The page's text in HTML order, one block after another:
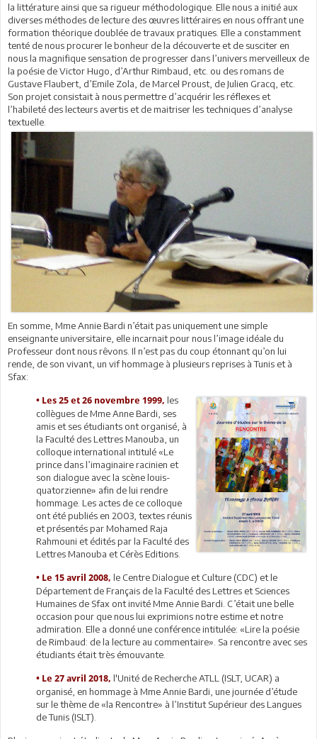
la littérature ainsi que sa rigueur méthodologique. Elle nous a initié aux
diverses méthodes de lecture des œuvres littéraires en nous offrant une
formation théorique doublée de travaux pratiques. Elle a constamment
tenté de nous procurer le bonheur de la découverte et de susciter en
nous la magnifique sensation de progresser dans l’univers merveilleux de
la poésie de Victor Hugo, d’Arthur Rimbaud, etc. ou des romans de
Gustave Flaubert, d’Emile Zola, de Marcel Proust, de Julien Gracq, etc.
Son projet consistait à nous permettre d’acquérir les réflexes et
l’habileté des lecteurs avertis et de maitriser les techniques d’analyse
textuelle.
En somme, Mme Annie Bardi n’était pas uniquement une simple
enseignante universitaire, elle incarnait pour nous l’image idéale du
Professeur dont nous rêvons. Il n’est pas du coup étonnant qu’on lui
rende, de son vivant, un vif hommage à plusieurs reprises à Tunis et à
Sfax:
• Les 25 et 26 novembre 1999, les
collègues de Mme Anne Bardi, ses
amis et ses étudiants ont organisé, à
la Faculté des Lettres Manouba, un
colloque international intitulé «Le
prince dans l’imaginaire racinien et
son dialogue avec la scène louis-
quatorzienne» afin de lui rendre
hommage. Les actes de ce colloque
ont été publiés en 2003, textes réunis
et présentés par Mohamed Raja
Rahmouni et édités par la Faculté des
Lettres Manouba et Cérès Editions.
• Le 15 avril 2008, le Centre Dialogue et Culture (CDC) et le
Département de Français de la Faculté des Lettres et Sciences
Humaines de Sfax ont invité Mme Annie Bardi. C’était une belle
occasion pour que nous lui exprimions notre estime et notre
admiration. Elle a donné une conférence intitulée: «Lire la poésie
de Rimbaud: de la lecture au commentaire». Sa rencontre avec ses
étudiants était très émouvante.
• Le 27 avril 2018, l'Unité de Recherche ATLL (ISLT, UCAR) a
organisé, en hommage à Mme Annie Bardi, une journée d’étude
sur le thème de «la Rencontre» à l’Institut Supérieur des Langues
de Tunis (ISLT).